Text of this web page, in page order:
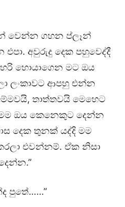
වෙන්න ගහන ප්ලෑන්
අවුරුදු දෙක පහුවෙද්දී
හොයාගෙන මට ඔය
ලංකාවට ආපහු එන්න
තාත්තවයි මෙහෙට
ඔය කෙනෙකුට දෙන්න
දෙක තුනක් යද්දි මම
එවන්නම්. ඒක නිසා
පුතේ……”